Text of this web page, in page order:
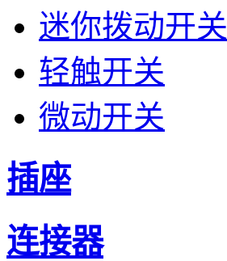
迷你拨动开关
轻触开关
微动开关
插座
连接器